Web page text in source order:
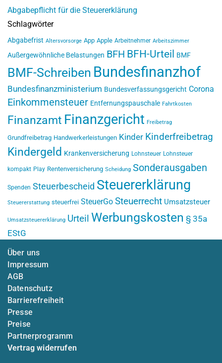
Abgabepflicht für die Steuererklärung
Schlagwörter
Abgabefrist Altersvorsorge App Apple Arbeitnehmer Arbeitszimmer
Außergewöhnliche Belastungen BFH BFH-Urteil BMF
BMF-Schreiben Bundesfinanzhof
Bundesfinanzministerium Bundesverfassungsgericht Corona
Einkommensteuer Entfernungspauschale Fahrtkosten
Finanzamt Finanzgericht Freibetrag
Grundfreibetrag Handwerkerleistungen Kinder Kinderfreibetrag
Kindergeld Krankenversicherung Lohnsteuer Lohnsteuer
kompakt Play Rentenversicherung Scheidung Sonderausgaben
Spenden Steuerbescheid Steuererklärung
Steuererstattung steuerfrei SteuerGo Steuerrecht Umsatzsteuer
Umsatzsteuererklärung Urteil Werbungskosten § 35a
EStG
Über uns
Impressum
AGB
Datenschutz
Barrierefreiheit
Presse
Preise
Partnerprogramm
Vertrag widerrufen